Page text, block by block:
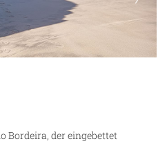
Bordeira, der eingebettet